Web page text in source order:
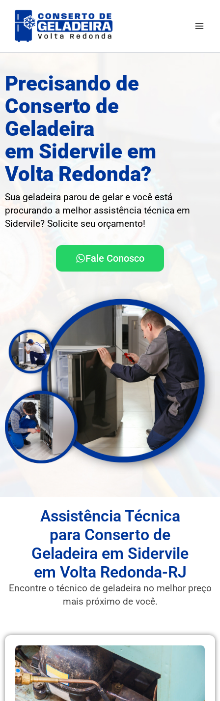
para
Precisando de
Conserto de
Geladeira
em Sidervile em
Volta Redonda?
Sua geladeira parou de gelar e você está
procurando a melhor assistência técnica em
Sidervile? Solicite seu orçamento!
Fale Conosco
Assistência Técnica
para Conserto de
Geladeira em Sidervile
em Volta Redonda-RJ
Encontre o técnico de geladeira no melhor preço
mais próximo de você.